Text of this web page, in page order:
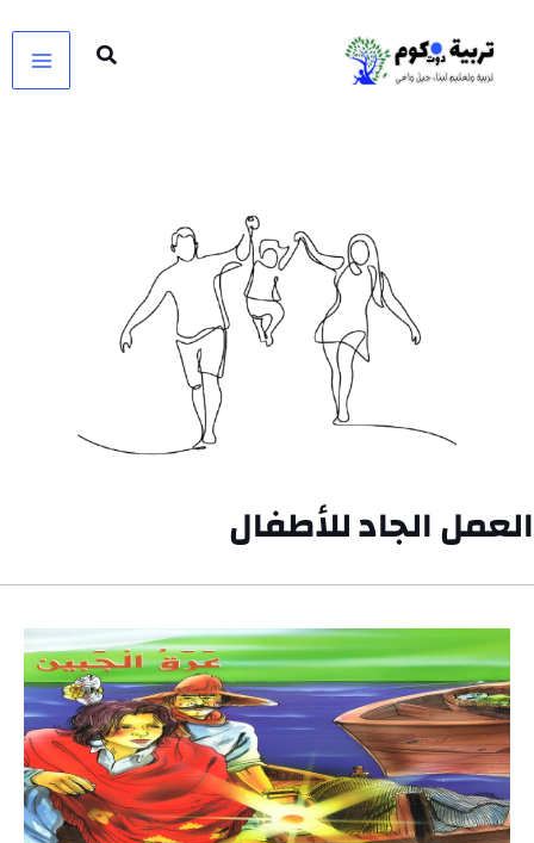
المحتوى
العمل الجاد للأطفال